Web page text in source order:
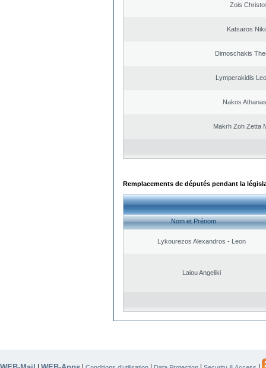
Zois
Katsaros
Dimoschakis
Lymperakidis
Nakos
Makrh Zoh Zetta
Remplacements de députés pendant la
Nom et Prénom
Lykourezos Alexandros - Leon
Laiou Angeliki
| | | | |